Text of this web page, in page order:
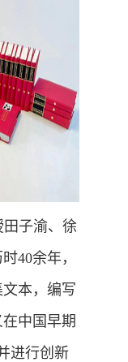
田子渝、徐
40余年，
本，编写
中国早期
进行创新